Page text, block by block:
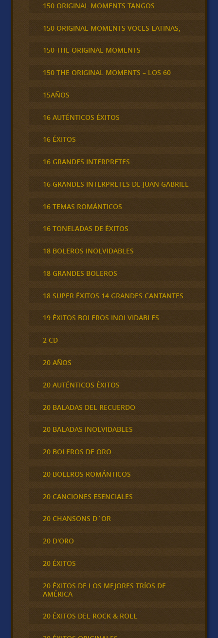
150 ORIGINAL MOMENTS TANGOS
150 ORIGINAL MOMENTS VOCES LATINAS,
150 THE ORIGINAL MOMENTS
150 THE ORIGINAL MOMENTS – LOS 60
15AÑOS
16 AUTÉNTICOS ÉXITOS
16 ÉXITOS
16 GRANDES INTERPRETES
16 GRANDES INTERPRETES DE JUAN GABRIEL
16 TEMAS ROMÁNTICOS
16 TONELADAS DE ÉXITOS
18 BOLEROS INOLVIDABLES
18 GRANDES BOLEROS
18 SUPER ÉXITOS 14 GRANDES CANTANTES
19 ÉXITOS BOLEROS INOLVIDABLES
2 CD
20 AÑOS
20 AUTÉNTICOS ÉXITOS
20 BALADAS DEL RECUERDO
20 BALADAS INOLVIDABLES
20 BOLEROS DE ORO
20 BOLEROS ROMÁNTICOS
20 CANCIONES ESENCIALES
20 CHANSONS D´OR
20 D'ORO
20 ÉXITOS
20 ÉXITOS DE LOS MEJORES TRÍOS DE
AMÉRICA
20 ÉXITOS DEL ROCK & ROLL